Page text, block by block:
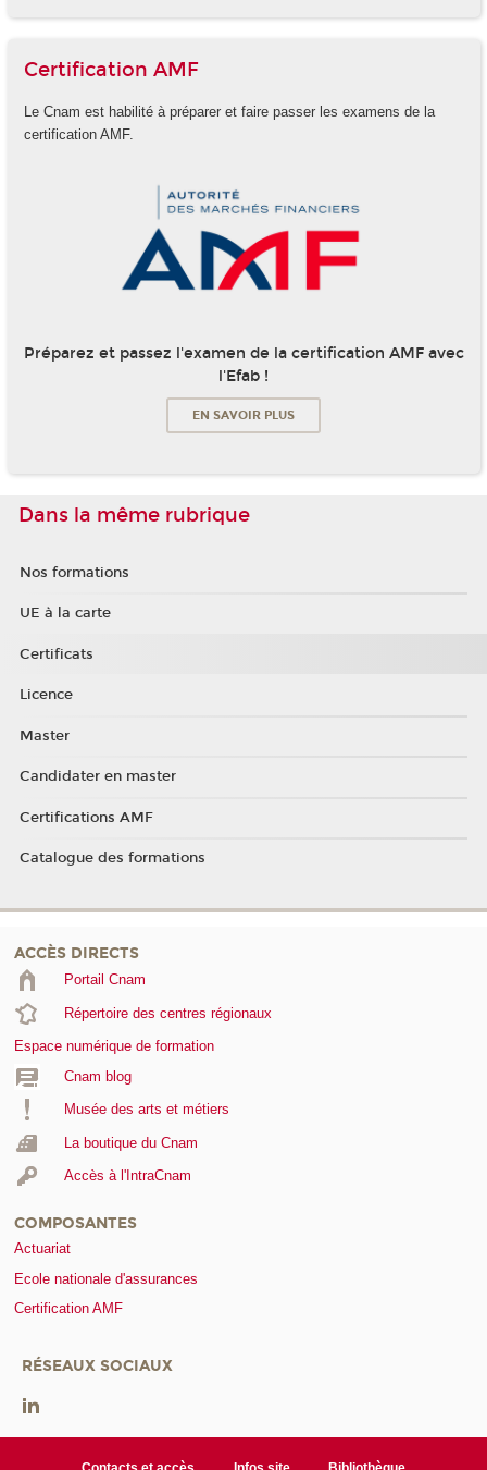
Certification AMF
Le Cnam est habilité à préparer et faire passer les examens de la
certification AMF.
Préparez et passez l'examen de la certification AMF avec
l'Efab !
EN SAVOIR PLUS
Dans la même rubrique
Nos formations
UE à la carte
Certificats
Licence
Master
Candidater en master
Certifications AMF
Catalogue des formations
ACCÈS DIRECTS
Portail Cnam
Répertoire des centres régionaux
Espace numérique de formation
Cnam blog
Musée des arts et métiers
La boutique du Cnam
Accès à l'IntraCnam
COMPOSANTES
Actuariat
Ecole nationale d'assurances
Certification AMF
RÉSEAUX SOCIAUX